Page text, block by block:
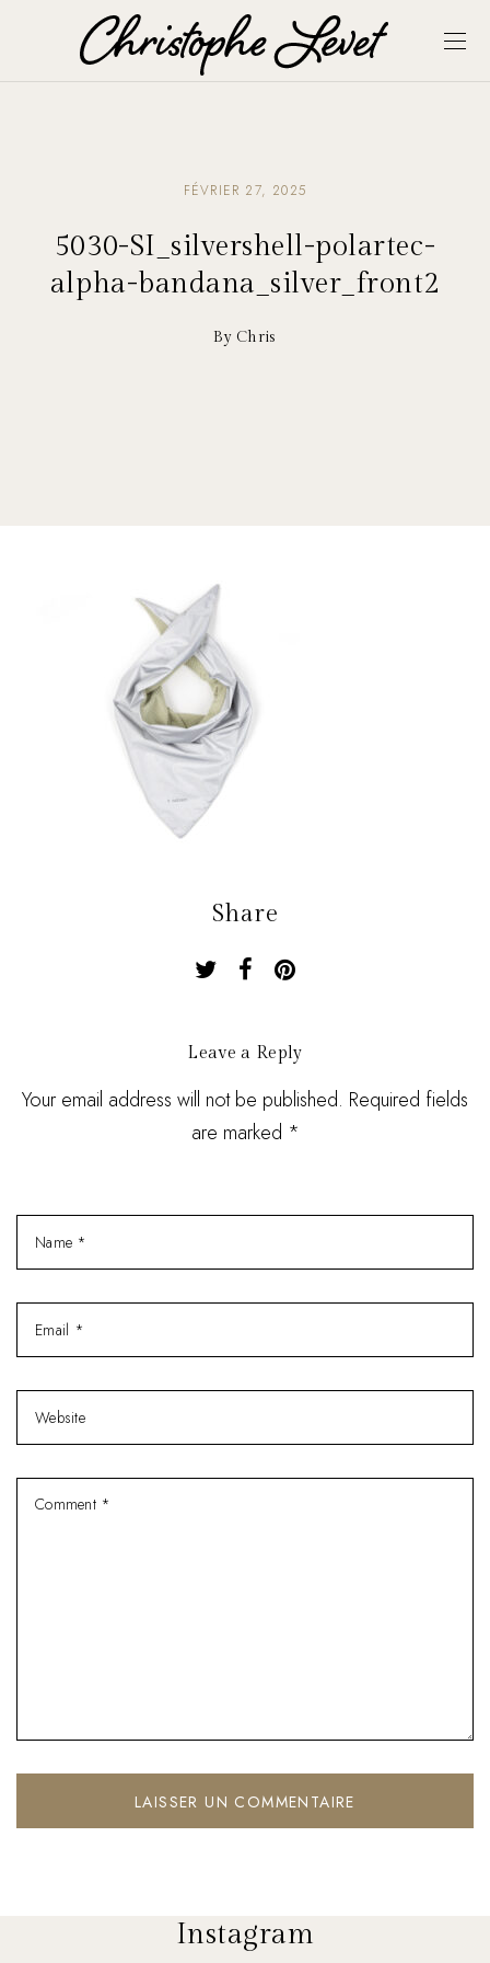
FÉVRIER 27, 2025
5030-SI_silvershell-polartec-
alpha-bandana_silver_front2
By Chris
Share
Leave a Reply
Your email address will not be published. Required fields
are marked *
Instagram